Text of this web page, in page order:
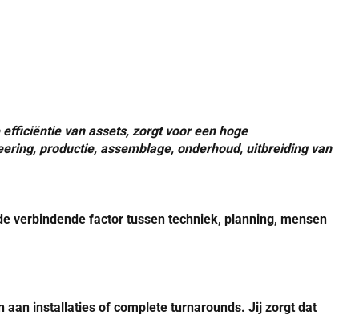
van assets, zorgt voor een hoge
productie, assemblage, onderhoud, uitbreiding van
verbindende factor tussen techniek, planning, mensen
aan installaties of complete turnarounds. Jij zorgt dat